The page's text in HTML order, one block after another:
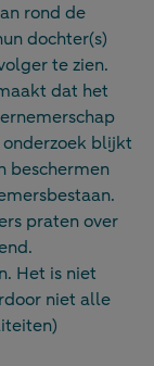
rond de
dochter(s)
te zien.
dat het
blijkt
beschermen
praten over
Het is niet
niet alle